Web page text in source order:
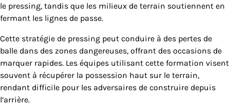
le pressing, tandis que les milieux de terrain soutiennent en
fermant les lignes de passe.
Cette stratégie de pressing peut conduire à des pertes de
balle dans des zones dangereuses, offrant des occasions de
marquer rapides. Les équipes utilisant cette formation visent
souvent à récupérer la possession haut sur le terrain,
rendant difficile pour les adversaires de construire depuis
l’arrière.